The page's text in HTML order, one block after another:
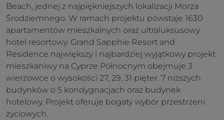
Beach, jednej z najpiękniejszych lokalizacji Morza
Środziemnego. W ramach projektu powstaje 1630
apartamentów mieszkalnych oraz ultraluksusowy
hotel resortowy. Grand Sapphie Resort and
Residence największy i najbardziej wyjątkowy projekt
mieszkaniwy na Cyprze Północnym obejmuje 3
wierzowce o wysokości 27, 29, 31 pięter. 7 niższych
budynków o 5 kondygnacjach oraz budynek
hotelowy. Projekt oferuje bogaty wybór przestrzeni
życiowych.